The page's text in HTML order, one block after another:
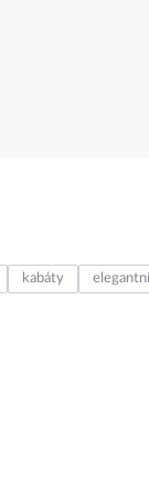
kabáty